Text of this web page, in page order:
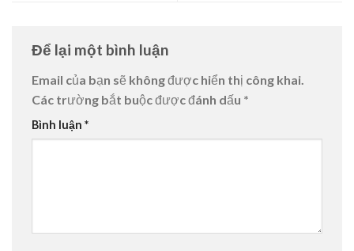
Để lại một bình luận
Email của bạn sẽ không được hiển thị công khai.
Các trường bắt buộc được đánh dấu *
Bình luận *